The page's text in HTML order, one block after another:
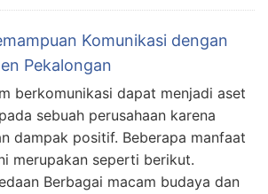
Komunikasi dengan
Pekalongan
berkomunikasi dapat menjadi aset
sebuah perusahaan karena
dampak positif. Beberapa manfaat
merupakan seperti berikut.
Berbagai macam budaya dan